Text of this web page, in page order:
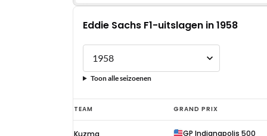
Eddie Sachs F1-uitslagen in 1958
Toon alle seizoenen
Eddie
Sachs
TEAM GRAND PRIX
Kuzma GP Indianapolis 500